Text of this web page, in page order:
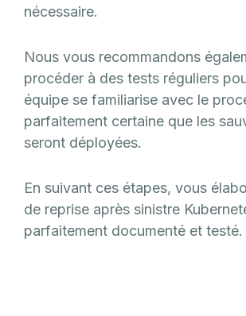
nécessaire.
Nous vous recommandons
procéder à des tests réguliers
équipe se familiarise avec le
parfaitement certaine que les
seront déployées.
En suivant ces étapes, vous
de reprise après sinistre
parfaitement documenté et testé.